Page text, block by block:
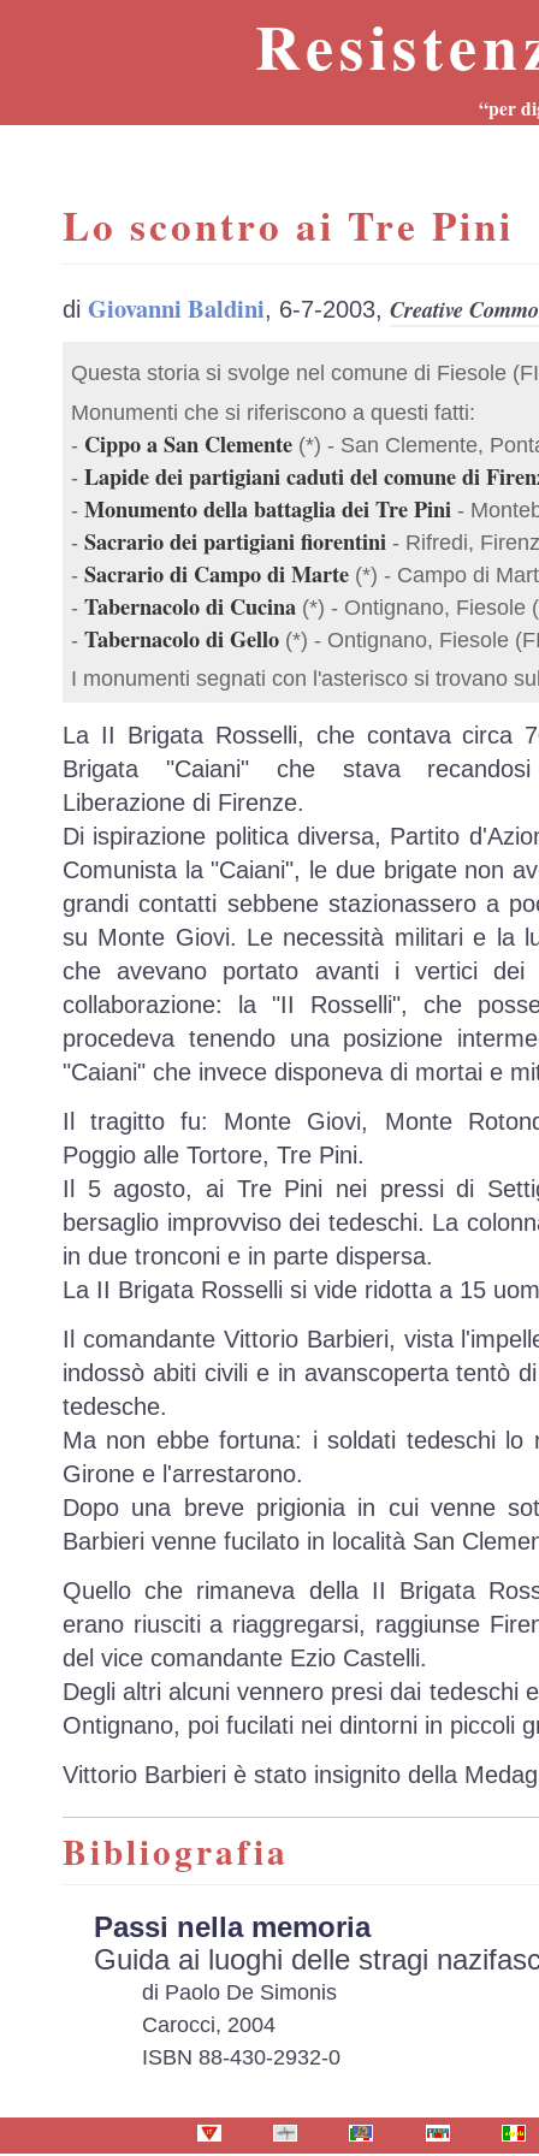
“per
Lo scontro ai Tre Pini
di Giovanni Baldini, 6-7-2003, Creative
Questa storia si svolge nel comune di Fiesole
Monumenti che si riferiscono a questi fatti:
- Cippo a San Clemente (*) - San Clemente,
- Lapide dei partigiani caduti del comune di
- Monumento della battaglia dei Tre Pini -
- Sacrario dei partigiani fiorentini - Rifredi,
- Sacrario di Campo di Marte (*) - Campo di
- Tabernacolo di Cucina (*) - Ontignano, Fiesole
- Tabernacolo di Gello (*) - Ontignano, Fiesole
I monumenti segnati con l'asterisco si trovano
La II Brigata Rosselli, che contava circa
Brigata "Caiani" che stava recandosi
Liberazione di Firenze.
Di ispirazione politica diversa, Partito
Comunista la "Caiani", le due brigate non
grandi contatti sebbene stazionassero a
su Monte Giovi. Le necessità militari e la
che avevano portato avanti i vertici dei
collaborazione: la "II Rosselli", che
procedeva tenendo una posizione
"Caiani" che invece disponeva di mortai e
Il tragitto fu: Monte Giovi, Monte
Poggio alle Tortore, Tre Pini.
Il 5 agosto, ai Tre Pini nei pressi di
bersaglio improvviso dei tedeschi. La
in due tronconi e in parte dispersa.
La II Brigata Rosselli si vide ridotta a 15
Il comandante Vittorio Barbieri, vista
indossò abiti civili e in avanscoperta tentò
tedesche.
Ma non ebbe fortuna: i soldati tedeschi lo
Girone e l'arrestarono.
Dopo una breve prigionia in cui venne
Barbieri venne fucilato in località San
Quello che rimaneva della II Brigata
erano riusciti a riaggregarsi, raggiunse
del vice comandante Ezio Castelli.
Degli altri alcuni vennero presi dai tedeschi
Ontignano, poi fucilati nei dintorni in piccoli
Vittorio Barbieri è stato insignito della
Bibliografia
Passi nella memoria
Guida ai luoghi delle stragi
di Paolo De Simonis
Carocci, 2004
ISBN 88-430-2932-0